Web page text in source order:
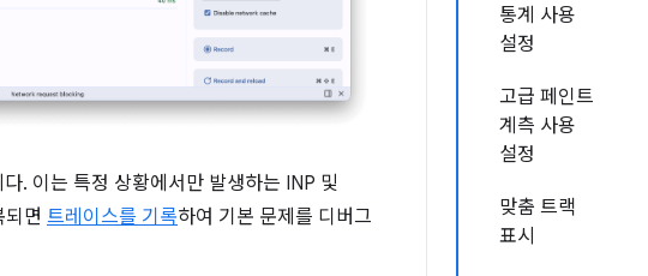
통계 사용
설정
고급 페인트
계측 사용
설정
맞춤 트랙
표시
. 이는 특정 상황에서만 발생하는 INP 및
면 트레이스를 기록하여 기본 문제를 디버그